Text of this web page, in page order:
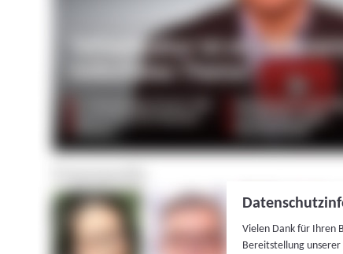
Vielen Dank für Ihren
Bereitstellung